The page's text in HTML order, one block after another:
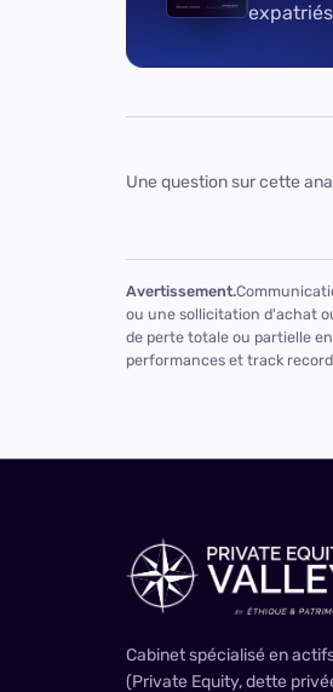
Une question sur cette
Avertissement.
ou une sollicitation d'achat
de perte totale ou partielle
performances et track
Cabinet spécialisé en
(Private Equity, dette